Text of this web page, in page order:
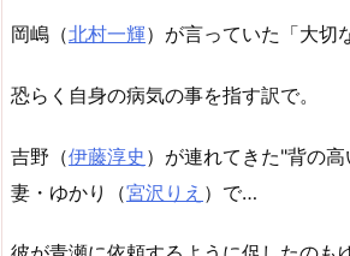
岡嶋（北村一輝）が言っていた「大切
恐らく自身の病気の事を指す訳で。
吉野（伊藤淳史 ）が連れてきた"背の
妻・ゆかり（宮沢りえ ）で…